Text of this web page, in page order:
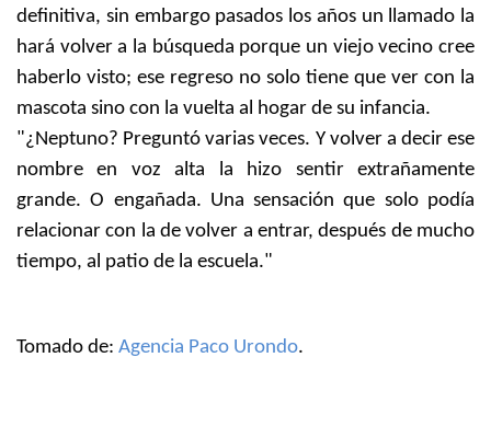
definitiva, sin embargo pasados los años un llamado la
hará volver a la búsqueda porque un viejo vecino cree
haberlo visto; ese regreso no solo tiene que ver con la
mascota sino con la vuelta al hogar de su infancia.
"¿Neptuno? Preguntó varias veces. Y volver a decir ese
nombre en voz alta la hizo sentir extrañamente
grande. O engañada. Una sensación que solo podía
relacionar con la de volver a entrar, después de mucho
tiempo, al patio de la escuela."
Tomado de: Agencia Paco Urondo.